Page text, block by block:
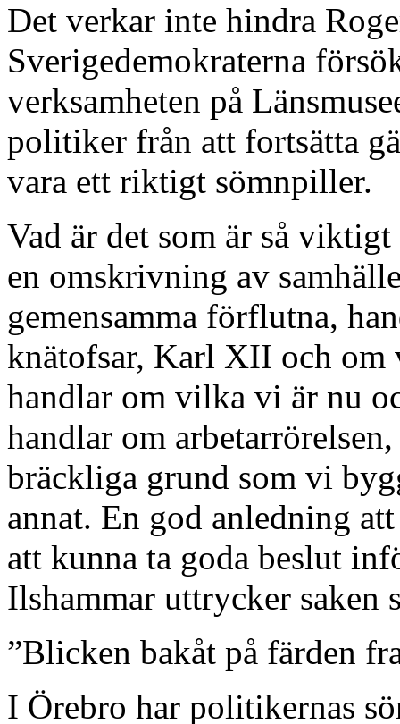
Det verkar inte hindra
Sverigedemokraterna
verksamheten på
politiker från att fortsätta
vara ett riktigt sömnpiller.
Vad är det som är så
en omskrivning av
gemensamma förflutna,
knätofsar, Karl XII och om
handlar om vilka vi är nu
handlar om
bräckliga grund som vi
annat. En god anledning
att kunna ta goda beslut
Ilshammar uttrycker saken
”Blicken bakåt på färden
I Örebro har politikernas